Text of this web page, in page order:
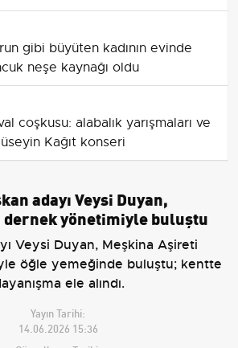
gibi büyüten kadının evinde
neşe kaynağı oldu
coşkusu: alabalık yarışmaları ve
Kağıt konseri
adayı Veysi Duyan,
yönetimiyle buluştu
Veysi Duyan, Meşkina Aşireti
öğle yemeğinde buluştu; kentte
ele alındı.
Yayın Tarihi:
14.06.2026 15:36